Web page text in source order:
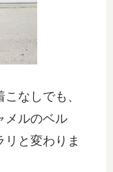
なしでも、
メルのベル
リと変わりま